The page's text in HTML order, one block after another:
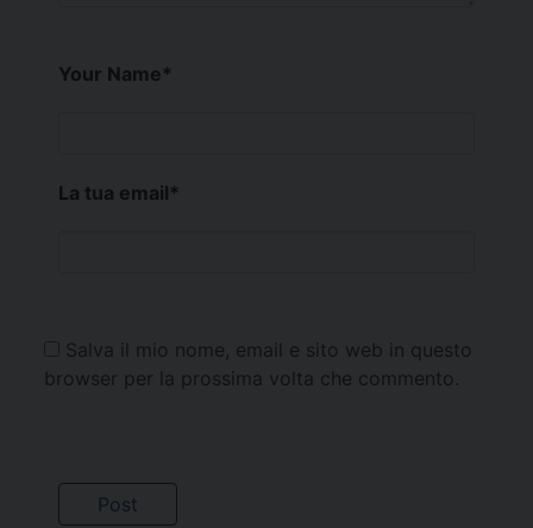
Your Name*
La tua email*
Salva il mio nome, email e sito web in questo
browser per la prossima volta che commento.